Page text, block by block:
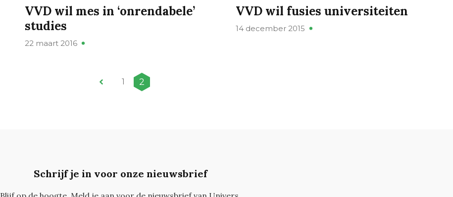
VVD wil mes in ‘onrendabele’
studies
22 maart 2016
VVD wil fusies universiteiten
14 december 2015
1 2
Schrijf je in voor onze nieuwsbrief